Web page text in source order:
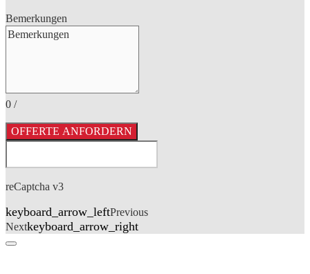
Bemerkungen
0 /
OFFERTE ANFORDERN
reCaptcha v3
keyboard_arrow_leftPrevious
Nextkeyboard_arrow_right